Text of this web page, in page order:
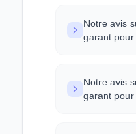
Notre avis
garant
Notre avis
garant